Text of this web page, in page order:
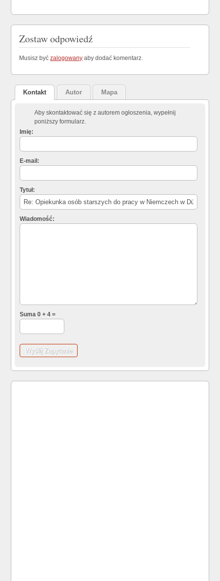
Zostaw odpowiedź
Musisz byćzalogowany aby dodać komentarz.
Kontakt Autor Mapa
Aby skontaktować się z autorem ogłoszenia, wypełnij
poniższy formularz.
Imię:
E-mail:
Tytuł:
Wiadomość:
Suma 0 + 4 =